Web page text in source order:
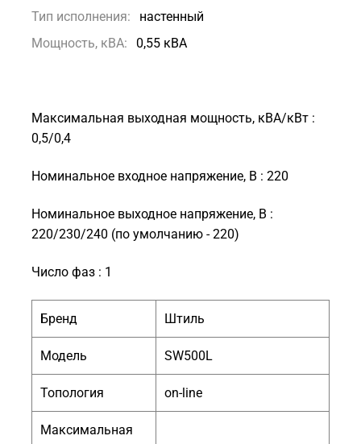
Тип исполнения:
настенный
Мощность, кВА:
0,55 кВА
Максимальная выходная мощность, кВА/кВт :
0,5/0,4
Номинальное входное напряжение, В : 220
Номинальное выходное напряжение, В :
220/230/240 (по умолчанию - 220)
Число фаз : 1
Бренд Штиль
Модель SW500L
Топология on-line
Максимальная